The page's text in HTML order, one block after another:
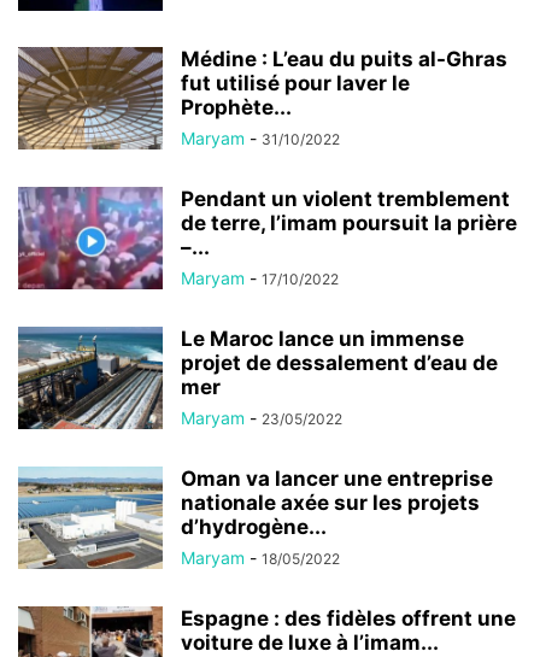
Médine : L’eau du puits al-Ghras
fut utilisé pour laver le
Prophète...
Maryam - 31/10/2022
Pendant un violent tremblement
de terre, l’imam poursuit la prière
–...
Maryam - 17/10/2022
Le Maroc lance un immense
projet de dessalement d’eau de
mer
Maryam - 23/05/2022
Oman va lancer une entreprise
nationale axée sur les projets
d’hydrogène...
Maryam - 18/05/2022
Espagne : des fidèles offrent une
voiture de luxe à l’imam...